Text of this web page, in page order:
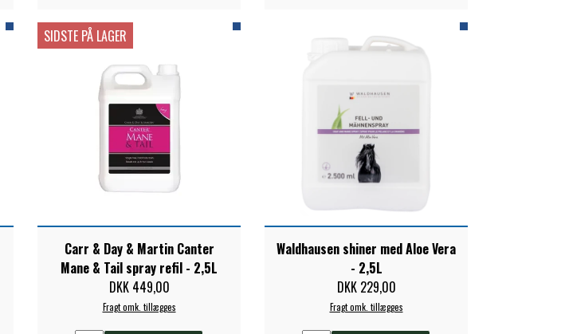
SIDSTE PÅ LAGER
Carr & Day & Martin Canter
Mane & Tail spray refil - 2,5L
DKK 449,00
Fragt omk. tillægges
Waldhausen shiner med Aloe Vera
- 2,5L
DKK 229,00
Fragt omk. tillægges